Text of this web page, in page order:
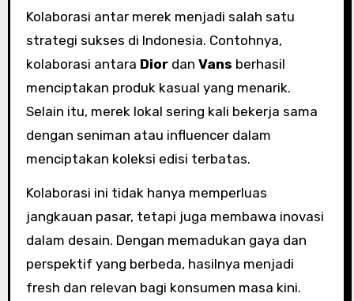
Kolaborasi antar merek menjadi salah satu
strategi sukses di Indonesia. Contohnya,
kolaborasi antara Diordan Vans berhasil
menciptakan produk kasual yang menarik.
Selain itu, merek lokal sering kali bekerja sama
dengan seniman atau influencer dalam
menciptakan koleksi edisi terbatas.
Kolaborasi ini tidak hanya memperluas
jangkauan pasar, tetapi juga membawa inovasi
dalam desain. Dengan memadukan gaya dan
perspektif yang berbeda, hasilnya menjadi
fresh dan relevan bagi konsumen masa kini.